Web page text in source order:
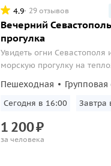
4.9 29 отзывов
Вечерний
прогулка
Увидеть огни Севастополя
морскую прогулку на
Пешеходная
Завтра в 16:00 Сб, 8
1 200₽
за человека